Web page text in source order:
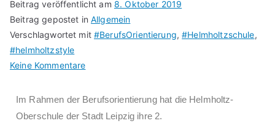
Beitrag veröffentlicht am 8. Oktober 2019
Beitrag gepostet inAllgemein
Verschlagwortet mit#BerufsOrientierung,#Helmholtzschule,
#helmholtzstyle
Keine Kommentare
Im Rahmen der Berufsorientierung hat die Helmholtz-
Oberschule der Stadt Leipzig ihre 2.